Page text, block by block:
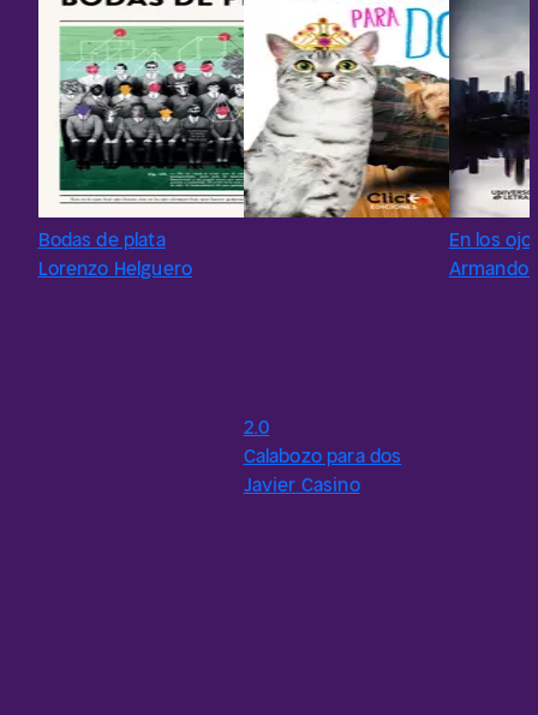
Bodas de plata
Lorenzo Helguero
2.0
Calabozo para dos
Javier Casino
En los
Armando